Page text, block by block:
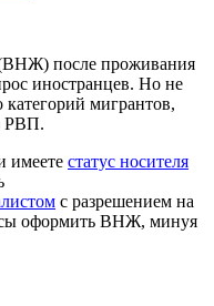
после проживания
иностранцев. Но не
категорий мигрантов,
РВП.
имеете статус носителя
с разрешением на
оформить ВНЖ, минуя